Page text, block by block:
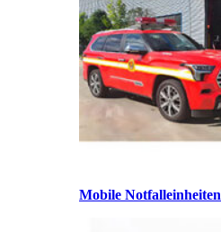
Mobile Notfalleinheiten